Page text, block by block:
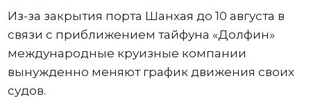
Из-за закрытия порта Шанхая до 10 августа в
связи с приближением тайфуна «Долфин»
международные круизные компании
вынужденно меняют график движения своих
судов.